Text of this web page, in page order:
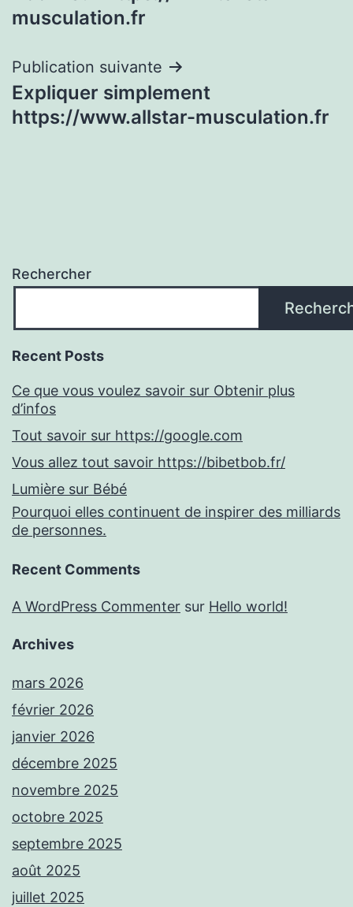
de
musculation.fr
Publication suivante
Expliquer simplement
https://www.allstar-musculation.fr
Rechercher
Recent Posts
Ce que vous voulez savoir sur Obtenir plus
d’infos
Tout savoir sur https://google.com
Vous allez tout savoir https://bibetbob.fr/
Lumière sur Bébé
Pourquoi elles continuent de inspirer des milliards
de personnes.
Recent Comments
A WordPress Commenter sur Hello world!
Archives
mars 2026
février 2026
janvier 2026
décembre 2025
novembre 2025
octobre 2025
septembre 2025
août 2025
juillet 2025